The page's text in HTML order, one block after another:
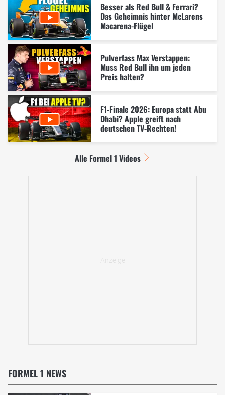
Besser als Red Bull & Ferrari?
Das Geheimnis hinter McLarens
Macarena-Flügel
Pulverfass Max Verstappen:
Muss Red Bull ihn um jeden
Preis halten?
F1-Finale 2026: Europa statt Abu
Dhabi? Apple greift nach
deutschen TV-Rechten!
Alle Formel 1 Videos
FORMEL 1 NEWS